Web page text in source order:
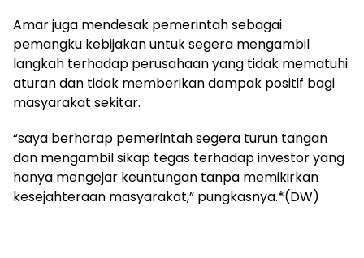
Amar juga mendesak pemerintah sebagai
pemangku kebijakan untuk segera mengambil
langkah terhadap perusahaan yang tidak mematuhi
aturan dan tidak memberikan dampak positif bagi
masyarakat sekitar.
“saya berharap pemerintah segera turun tangan
dan mengambil sikap tegas terhadap investor yang
hanya mengejar keuntungan tanpa memikirkan
kesejahteraan masyarakat,” pungkasnya.*(DW)